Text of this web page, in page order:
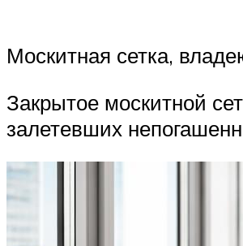
Москитная сетка,
Закрытое москитной
залетевших